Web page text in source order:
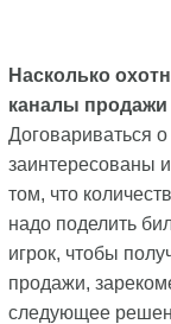
Насколько
каналы продажи
Договариваться
заинтересованы
том, что
надо поделить
игрок, чтобы
продажи,
следующее